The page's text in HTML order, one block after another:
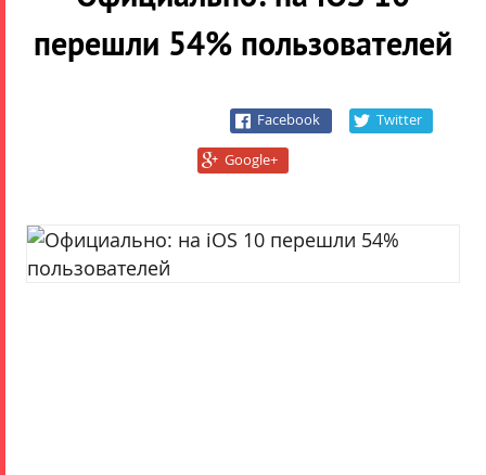
перешли 54% пользователей
Facebook Twitter
Google+